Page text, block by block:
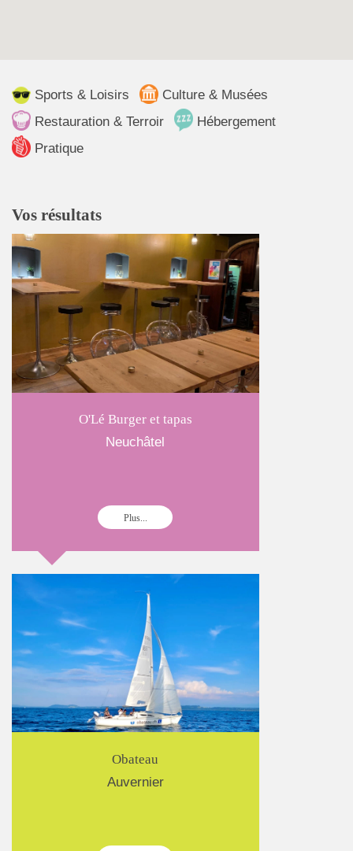
Sports & Loisirs
Culture & Musées
Restauration & Terroir
Hébergement
Pratique
Vos résultats
O'Lé Burger et tapas
Neuchâtel
Plus...
Obateau
Auvernier